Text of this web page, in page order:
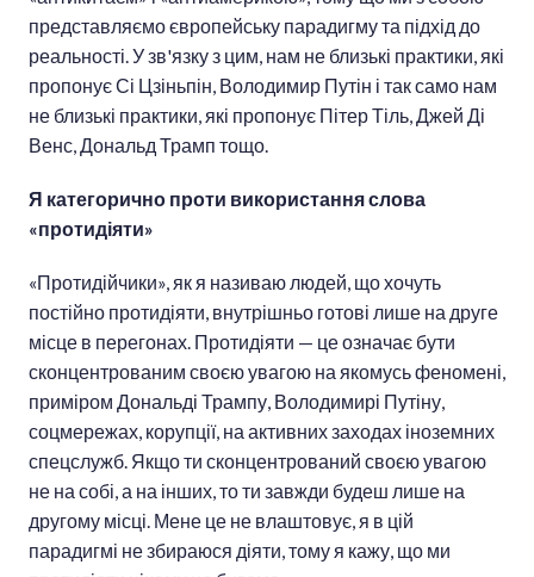
представляємо європейську парадигму та підхід до
реальності. У зв'язку з цим, нам не близькі практики, які
пропонує Сі Цзіньпін, Володимир Путін і так само нам
не близькі практики, які пропонує Пітер Тіль, Джей Ді
Венс, Дональд Трамп тощо.
Я категорично проти використання слова
«протидіяти»
«Протидійчики», як я називаю людей, що хочуть
постійно протидіяти, внутрішньо готові лише на друге
місце в перегонах. Протидіяти — це означає бути
сконцентрованим своєю увагою на якомусь феномені,
приміром Дональді Трампу, Володимирі Путіну,
соцмережах, корупції, на активних заходах іноземних
спецслужб. Якщо ти сконцентрований своєю увагою
не на собі, а на інших, то ти завжди будеш лише на
другому місці. Мене це не влаштовує, я в цій
парадигмі не збираюся діяти, тому я кажу, що ми